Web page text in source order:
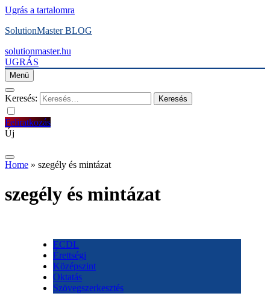
Ugrás a tartalomra
SolutionMaster BLOG
solutionmaster.hu
UGRÁS
Menü
Keresés:
Feliratkozás
Új
Home » szegély és mintázat
szegély és mintázat
ECDL
Érettségi
Középszint
Oktatás
Szövegszerkesztés